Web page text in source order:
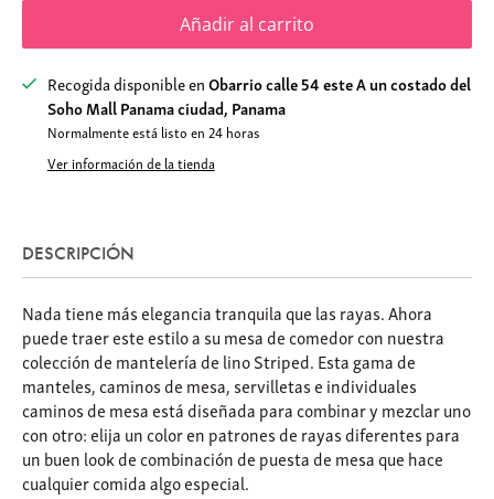
Añadir al carrito
Recogida disponible enObarrio calle 54 este A un costado del
Soho Mall Panama ciudad, Panama
Normalmente está listo en 24 horas
Ver información de la tienda
DESCRIPCIÓN
Nada tiene más elegancia tranquila que las rayas. Ahora
puede traer este estilo a su mesa de comedor con nuestra
colección de mantelería de lino Striped. Esta gama de
manteles, caminos de mesa, servilletas e individuales
caminos de mesa está diseñada para combinar y mezclar uno
con otro: elija un color en patrones de rayas diferentes para
un buen look de combinación de puesta de mesa que hace
cualquier comida algo especial.